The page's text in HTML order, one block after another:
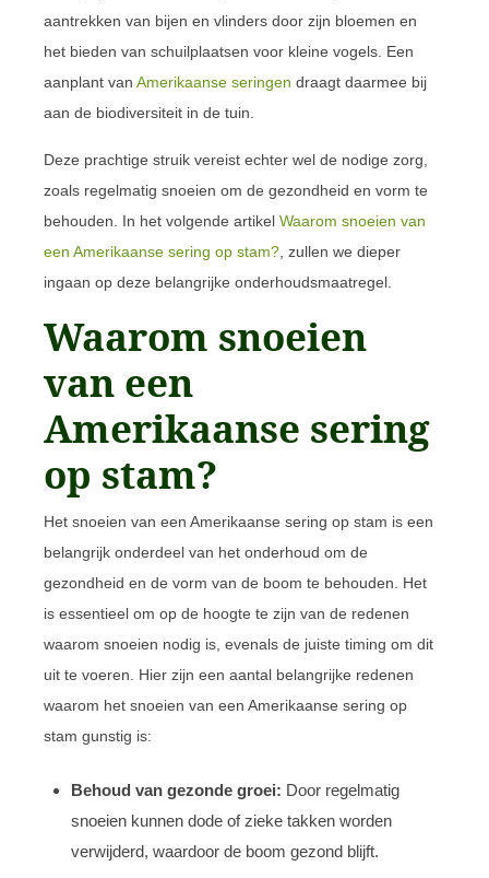
aantrekken van bijen en vlinders door zijn bloemen en
het bieden van schuilplaatsen voor kleine vogels. Een
aanplant van Amerikaanse seringen draagt daarmee bij
aan de biodiversiteit in de tuin.
Deze prachtige struik vereist echter wel de nodige zorg,
zoals regelmatig snoeien om de gezondheid en vorm te
behouden. In het volgende artikel Waarom snoeien van
een Amerikaanse sering op stam? , zullen we dieper
ingaan op deze belangrijke onderhoudsmaatregel.
Waarom snoeien
van een
Amerikaanse sering
op stam?
Het snoeien van een Amerikaanse sering op stam is een
belangrijk onderdeel van het onderhoud om de
gezondheid en de vorm van de boom te behouden. Het
is essentieel om op de hoogte te zijn van de redenen
waarom snoeien nodig is, evenals de juiste timing om dit
uit te voeren. Hier zijn een aantal belangrijke redenen
waarom het snoeien van een Amerikaanse sering op
stam gunstig is:
Behoud van gezonde groei: Door regelmatig
snoeien kunnen dode of zieke takken worden
verwijderd, waardoor de boom gezond blijft.